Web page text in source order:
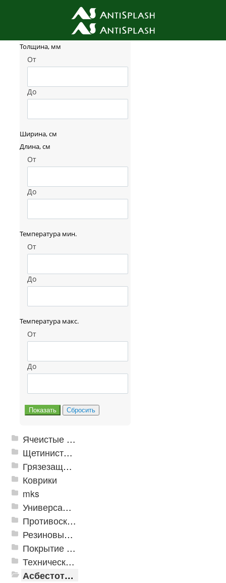
Фильтр товаров
Толщина, мм
От
До
Ширина, см
Длина, см
От
До
Температура мин.
От
До
Температура макс.
От
До
Ячеистые грязезащитные покрытия
Щетинистые покрытия
Грязезащитные, влаговпитывающие покрытия
Коврики
mks
Универсальные модульные покрытия
Противоскользящая защита для лестниц, профили, ленты
Резиновые и ПВХ дорожки
Покрытие из резиновой крошки
Техническая резина
Асбестотехнические и теплоизоляционные материалы